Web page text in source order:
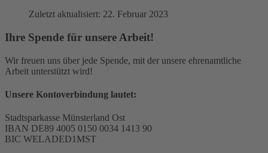
Zuletzt aktualisiert: 22. Februar 2023
Ihre Spende für unsere Arbeit!
Wir freuen uns über jede Spende, mit der unsere ehrenamtliche
Arbeit unterstützt wird!
Unsere Kontoverbindung lautet:
Stadtsparkasse Münsterland Ost
IBAN DE89 4005 0150 0034 1413 90
BIC WELADED1MST